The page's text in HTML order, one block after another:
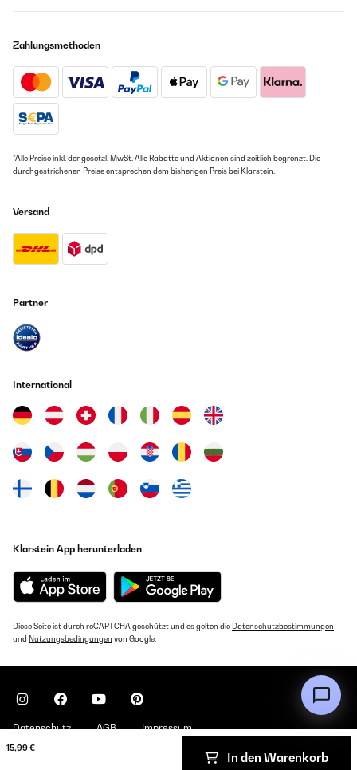
15,99 €
In den Warenkorb
Zahlungsmethoden
*Alle Preise inkl. der gesetzl. MwSt. Alle Rabatte und Aktionen sind zeitlich begrenzt. Die
durchgestrichenen Preise entsprechen dem bisherigen Preis bei Klarstein.
Versand
Partner
International
Klarstein App herunterladen
Diese Seite ist durch reCAPTCHA geschützt und es gelten die Datenschutzbestimmungen
und Nutzungsbedingungen von Google.
Datenschutz AGB Impressum
Copyright © 2026 Klarstein. All rights reserved